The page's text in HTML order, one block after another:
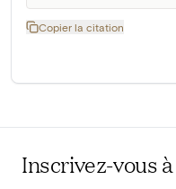
Copier la citation
Inscrivez-vous